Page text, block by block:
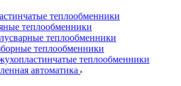
теплообменники
теплообменники
теплообменники
теплообменники
теплообменники
автоматика